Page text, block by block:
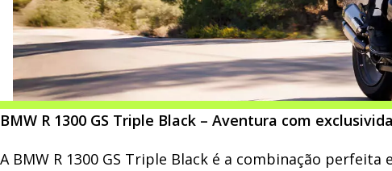
BMW R 1300 GS Triple Black – Aventura com
A BMW R 1300 GS Triple Black é a combinação